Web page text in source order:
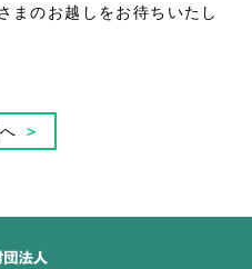
まのお越しをお待ちいたし
＞